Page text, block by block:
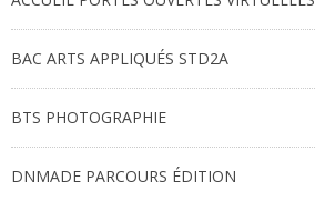
BAC ARTS APPLIQUÉS STD2A
BTS PHOTOGRAPHIE
DNMADE PARCOURS ÉDITION